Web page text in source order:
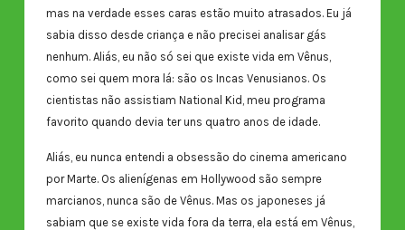
mas na verdade esses caras estão muito atrasados. Eu já
sabia disso desde criança e não precisei analisar gás
nenhum. Aliás, eu não só sei que existe vida em Vênus,
como sei quem mora lá: são os Incas Venusianos. Os
cientistas não assistiam National Kid, meu programa
favorito quando devia ter uns quatro anos de idade.
Aliás, eu nunca entendi a obsessão do cinema americano
por Marte. Os alienígenas em Hollywood são sempre
marcianos, nunca são de Vênus. Mas os japoneses já
sabiam que se existe vida fora da terra, ela está em Vênus,